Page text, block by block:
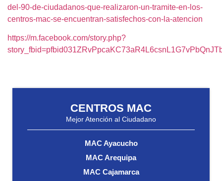
del-90-de-ciudadanos-que-realizaron-un-tramite-en-los-
centros-mac-se-encuentran-satisfechos-con-la-atencion
https://m.facebook.com/story.php?
CENTROS MAC
Mejor Atención al Ciudadano
MAC Ayacucho
MAC Arequipa
MAC Cajamarca